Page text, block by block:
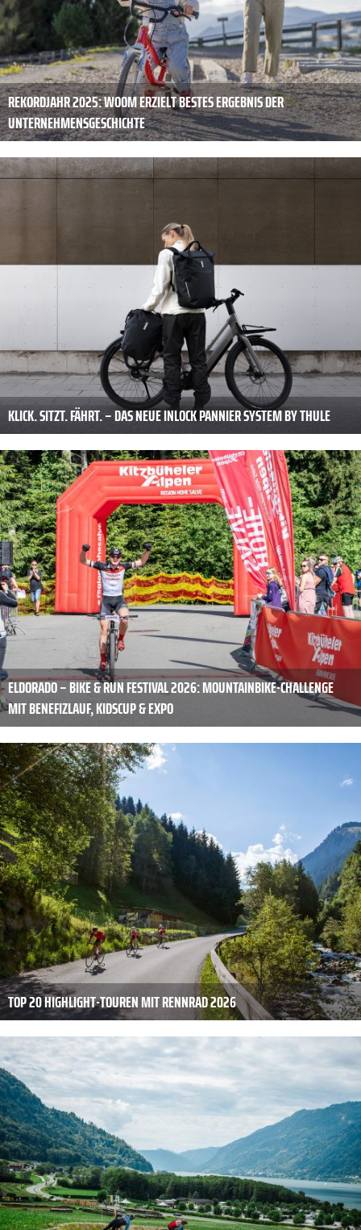
REKORDJAHR 2025: WOOM ERZIELT BESTES ERGEBNIS DER
UNTERNEHMENSGESCHICHTE
KLICK. SITZT. FÄHRT. – DAS NEUE INLOCK PANNIER SYSTEM BY THULE
ELDORADO – BIKE & RUN FESTIVAL 2026: MOUNTAINBIKE-CHALLENGE
MIT BENEFIZLAUF, KIDSCUP & EXPO
TOP 20 HIGHLIGHT-TOUREN MIT RENNRAD 2026